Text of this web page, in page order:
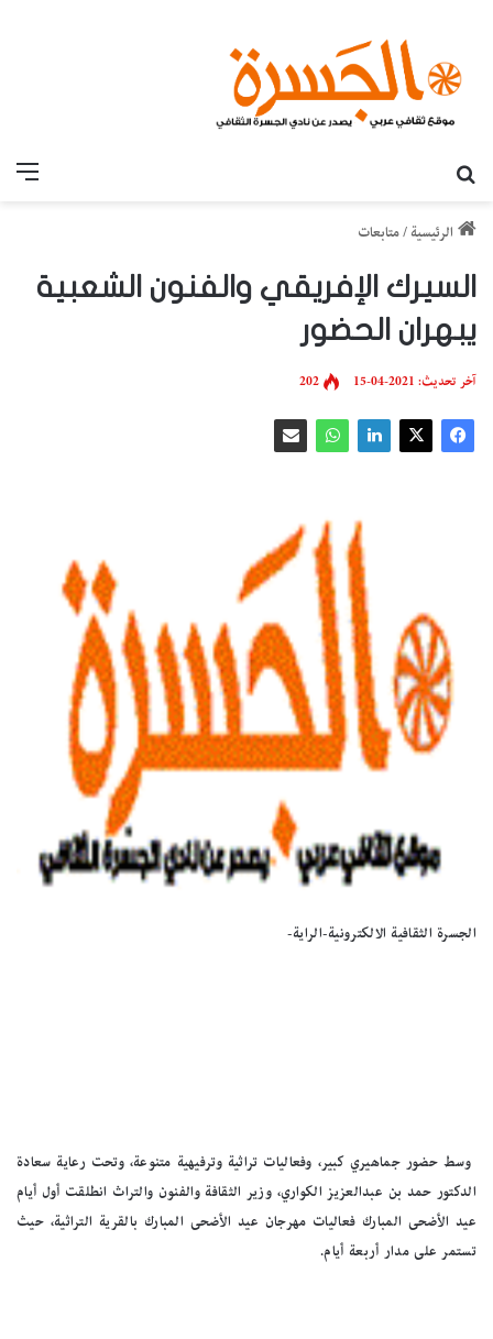
الرئيسية /متابعات
السيرك الإفريقي والفنون الشعبية
يبهران الحضور
آخر تحديث: 2021-04-15 202
الجسرة الثقافية الالكترونية-الراية-
وسط حضور جماهيري كبير، وفعاليات تراثية وترفيهية متنوعة، وتحت رعاية سعادة
الدكتور حمد بن عبدالعزيز الكواري، وزير الثقافة والفنون والتراث انطلقت أول أيام
عيد الأضحى المبارك فعاليات مهرجان عيد الأضحى المبارك بالقرية التراثية، حيث
تستمر على مدار أربعة أيام.